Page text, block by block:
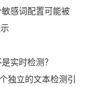
感词配置可能被
实时检测？
独立的文本检测引